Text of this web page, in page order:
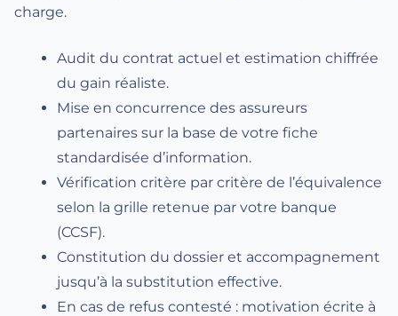
charge.
Audit du contrat actuel et estimation chiffrée
du gain réaliste.
Mise en concurrence des assureurs
partenaires sur la base de votre fiche
standardisée d’information.
Vérification critère par critère de l’équivalence
selon la grille retenue par votre banque
(CCSF).
Constitution du dossier et accompagnement
jusqu’à la substitution effective.
En cas de refus contesté : motivation écrite à